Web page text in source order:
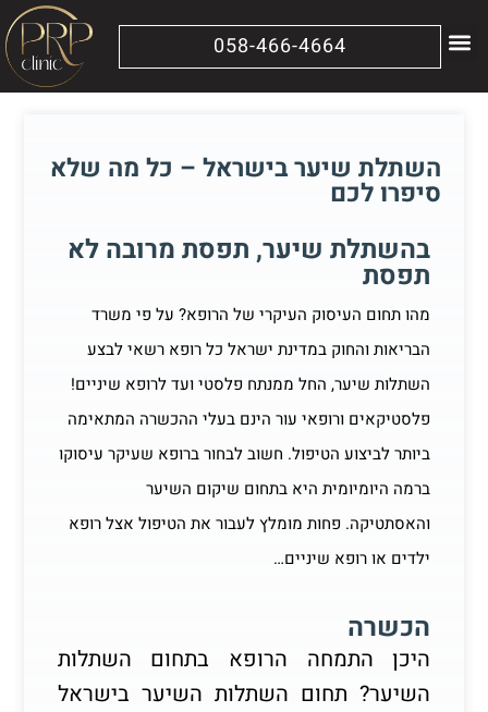
058-466-4664
השתלת שיער בישראל – כל מה שלא
סיפרו לכם
בהשתלת שיער, תפסת מרובה לא
תפסת
מהו תחום העיסוק העיקרי של הרופא? על פי משרד
הבריאות והחוק במדינת ישראל כל רופא רשאי לבצע
השתלות שיער, החל ממנתח פלסטי ועד לרופא שיניים!
פלסטיקאים ורופאי עור הינם בעלי ההכשרה המתאימה
ביותר לביצוע הטיפול. חשוב לבחור ברופא שעיקר עיסוקו
ברמה היומיומית היא בתחום שיקום השיער
והאסתטיקה. פחות מומלץ לעבור את הטיפול אצל רופא
ילדים או רופא שיניים…
הכשרה
היכן התמחה הרופא בתחום השתלות
השיער? תחום השתלות השיער בישראל